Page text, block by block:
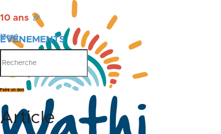
10 ans 🎉
ÉVÉNEMENTS
PUBLICATIONS
Menu
Faire un don
Article